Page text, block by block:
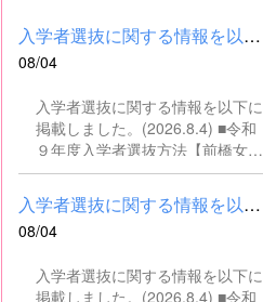
入学者選抜に関する情報を以下に掲載しました。(2026.8.4) ■令和...
08/04
入学者選抜に関する情報を以下に
掲載しました。(2026.8.4) ■令和
９年度入学者選抜方法【前橋女子
高校】pdf はこちら ■群馬県教育
委員会webサイト 高校入試に関
するページはこちら
入学者選抜に関する情報を以下に掲載しました。(2026.8.4) ■令和...
08/04
入学者選抜に関する情報を以下に
掲載しました。(2026.8.4) ■令和